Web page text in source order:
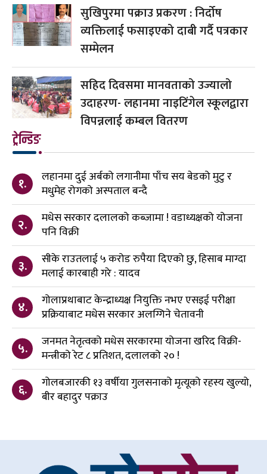
सुखिपुरमा पक्राउ प्रकरण : निर्दोष
व्यक्तिलाई फसाइएको दाबी गर्दै पत्रकार
सम्मेलन
सहिद दिवसमा मानवताको उज्यालो
उदाहरण- लहानमा नाइटिंगेल स्कूलद्वारा
विपन्नलाई कम्बल वितरण
ट्रेन्डिङ
१.
लहानमा दुई अर्बको लगानीमा पाँच सय बेडको मुटु र
मधुमेह रोगको अस्पताल बन्दै
२.
मधेस सरकार दलालको कब्जामा ! वडाध्यक्षको योजना
पनि विक्री
३.
सीके राउतलाई ५ करोड रुपैया दिएको छु, हिसाब माग्दा
मलाई कारबाही गरे : यादव
४.
गोलाप्रथाबाट केन्द्राध्यक्ष नियुक्ति नभए एसइई परीक्षा
प्रक्रियाबाट मधेस सरकार अलग्गिने चेतावनी
५.
जनमत नेतृत्वको मधेस सरकारमा योजना खरिद विक्री-
मन्त्रीको रेट ८ प्रतिशत, दलालको २० !
६.
गोलबजारकी १३ वर्षीया गुलसनाको मृत्यूको रहस्य खुल्यो,
बीर बहादुर पक्राउ